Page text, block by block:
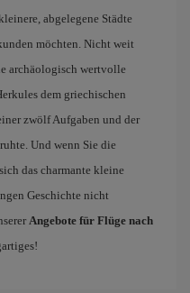
abgelegene Städte
möchten. Nicht weit
archäologisch wertvolle
dem griechischen
zwölf Aufgaben und der
Und wenn Sie die
das charmante kleine
Geschichte nicht
Angebote für Flüge nach